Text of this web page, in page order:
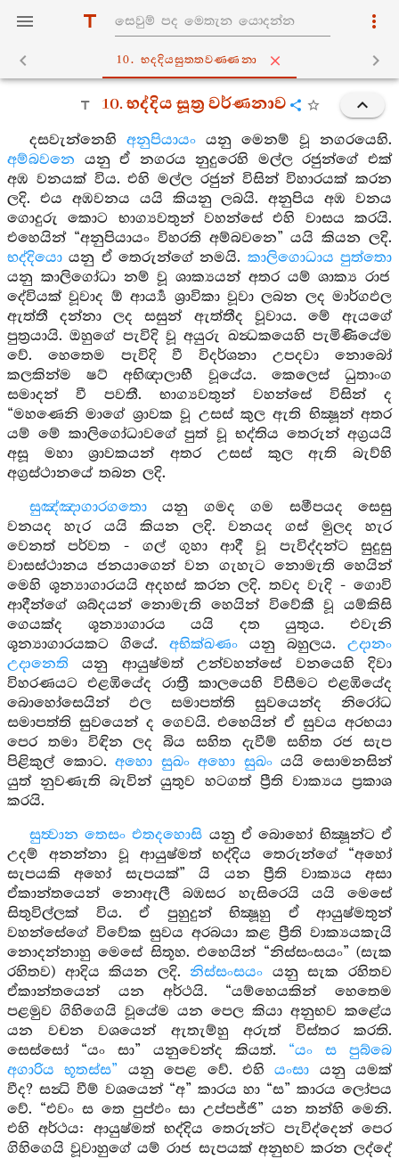
10. භද‍්දියසුත‍්තවණ‍්ණනා
10. භද්දිය සූත්‍ර වර්ණනාව
දසවැන්නෙහි අනුපියායංයනු මෙනම් වූ නගරයෙහි.
අම්බවනෙ යනු ඒ නගරය නුදුරෙහි මල්ල රජුන්ගේ එක්
අඹ වනයක් විය. එහි මල්ල රජුන් විසින් විහාරයක් කරන
ලදි. එය අඹවනය යයි කියනු ලබයි. අනුපිය අඹ වනය
ගොදුරු කොට භාග්‍යවතුන් වහන්සේ එහි වාසය කරයි.
එහෙයින් “අනුපියායං විහරති අම්බවනෙ” යයි කියන ලදි.
භද්දියො යනු ඒ තෙරුන්ගේ නමයි. කාලිගොධාය පුත්තො
යනු කාලිගෝධා නම් වූ ශාක්‍යයන් අතර යම් ශාක්‍ය රාජ
දේවියක් වූවාද ඕ ආර්‍ය්‍ය ශ්‍රාවිකා වූවා ලබන ලද මාර්ගඵල
ඇත්තී දන්නා ලද සසුන් ඇත්තීද වූවාය. මේ ඇයගේ
පුත්‍රයායි. ඔහුගේ පැවිදි වූ අයුරු ඛන්‍ධකයෙහි පැමිණියේම
වේ. හෙතෙම පැවිදි වී විදර්ශනා උපදවා නොබෝ
කලකින්ම ෂට් අභිඥාලාභී වූයේය. කෙලෙස් ධුතාංග
සමාදන් වී පවතී. භාග්‍යවතුන් වහන්සේ විසින් ද
“මහණෙනි මාගේ ශ්‍රාවක වූ උසස් කුල ඇති භික්‍ෂූන් අතර
යම් මේ කාලිගෝධාවගේ පුත් වූ භද්තිය තෙරුන් අග්‍රයයි
අසූ මහා ශ්‍රාවකයන් අතර උසස් කුල ඇති බැව්හි
අග්‍රස්ථානයේ තබන ලදි.
සුඤ්ඤාගාරගතොයනු ගමද ගම සමීපයද සෙසු
වනයද හැර යයි කියන ලදි. වනයද ගස් මුලද හැර
වෙනත් පර්වත - ගල් ගුහා ආදී වූ පැවිද්දන්ට සුදුසු
වාසස්ථානය ජනයාගෙන් වන ගැහැට නොමැති හෙයින්
මෙහි ශූන්‍යාගාරයයි අදහස් කරන ලදි. තවද වැදි - ගොවි
ආදීන්ගේ ශබ්දයන් නොමැති හෙයින් විවේකී වූ යම්කිසි
ගෙයක්ද ශූන්‍යාගාරය යයි දත යුතුය. එවැනි
ශූන්‍යාගාරයකට ගියේ. අභික්ඛණං යනු බහුලය. උදානං
උදානෙති යනු ආයුෂ්මත් උන්වහන්සේ වනයෙහි දිවා
විහරණයට එළඹියේද රාත්‍රී කාලයෙහි විසීමට එළඹියේද
බොහෝසෙයින් ඵල සමාපත්ති සුවයෙන්ද නිරෝධ
සමාපත්ති සුවයෙන් ද ගෙවයි. එහෙයින් ඒ සුවය අරභයා
පෙර තමා විඳින ලද බිය සහිත දැවීම් සහිත රජ සැප
පිළිකුල් කොට.අහො සුඛං අහො සුඛංයයි සොමනසින්
යුත් නුවණැති බැවින් යුතුව හටගත් ප්‍රීති වාක්‍යය ප්‍රකාශ
කරයි.
සුත්‍වාන තෙසං එතදහොසි යනු ඒ බොහෝ භික්‍ෂූන්ට ඒ
උදම් අනන්නා වූ ආයුෂ්මත් භද්දිය තෙරුන්ගේ “අහෝ
සැපයකි අහෝ සැපයක්” යි යන ප්‍රීති වාක්‍යය අසා
ඒකාන්තයෙන් නොඇලී බඹසර හැසිරෙයි යයි මෙසේ
සිතුවිල්ලක් විය. ඒ පුහුදුන් භික්‍ෂූහු ඒ ආයුෂ්මතුන්
වහන්සේගේ විවේක සුවය අරබයා කළ ප්‍රීති වාක්‍යයකැයි
නොදන්නාහු මෙසේ සිතූහ. එහෙයින් “නිස්සංසයං” (සැක
රහිතව) ආදිය කියන ලදි.නිස්සංසයං යනු සැක රහිතව
ඒකාන්තයෙන් යන අර්ථයි. “යම්හෙයකින් හෙතෙම
පළමුව ගිහිගෙයි වූයේම යන පෙල කියා අනුභව කළේය
යන වචන වශයෙන් ඇතැම්හු අරුත් විස්තර කරති.
සෙස්සෝ “යං සා” යනුවෙන්ද කියත්. “යං ස පුබ්බෙ
අගාරිය භූතස්ස” යනු පෙළ වේ. එහියංසා යනු යමක්
වීද? සන්‍ධි වීම් වශයෙන් “අ” කාරය හා “ස” කාරය ලෝපය
වේ. “එවං ස තෙ පුප්ඵං සා උප්පජ්ජි” යන තන්හි මෙනි.
එහි අර්ථය: ආයුෂ්මත් භද්දිය තෙරුන්ට පැවිද්දෙන් පෙර
ගිහිගෙයි වූවාහුගේ යම් රාජ සැපයක් අනුභව කරන ලද්දේ